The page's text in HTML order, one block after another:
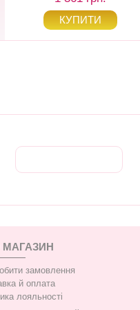
МАГАЗИН
замовлення
й оплата
лояльності